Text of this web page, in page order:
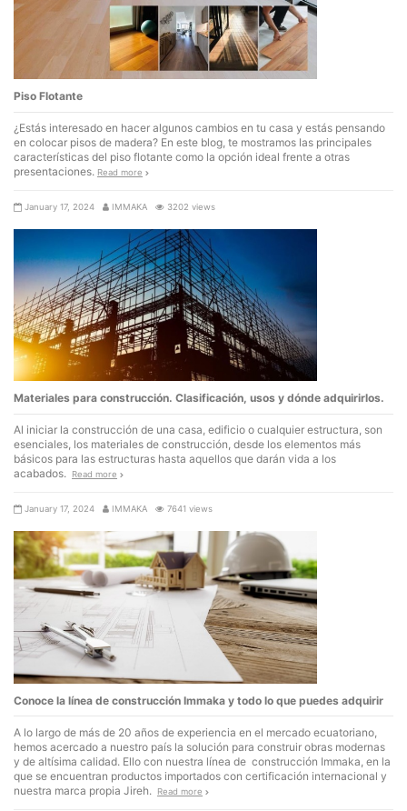
Piso Flotante
¿Estás interesado en hacer algunos cambios en tu casa y estás pensando
en colocar pisos de madera? En este blog, te mostramos las principales
características del piso flotante como la opción ideal frente a otras
presentaciones. Read more
January 17, 2024 IMMAKA 3202 views
Materiales para construcción. Clasificación, usos y dónde adquirirlos.
Al iniciar la construcción de una casa, edificio o cualquier estructura, son
esenciales, los materiales de construcción, desde los elementos más
básicos para las estructuras hasta aquellos que darán vida a los
acabados.
Read more
January 17, 2024 IMMAKA 7641 views
Conoce la línea de construcción Immaka y todo lo que puedes adquirir
A lo largo de más de 20 años de experiencia en el mercado ecuatoriano,
hemos acercado a nuestro país la solución para construir obras modernas
y de altísima calidad. Ello con nuestra línea de construcción Immaka, en la
que se encuentran productos importados con certificación internacional y
nuestra marca propia Jireh.
Read more